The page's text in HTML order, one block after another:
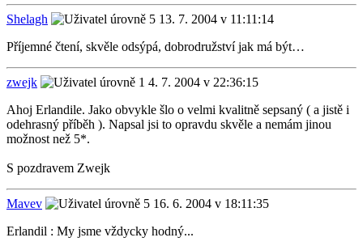
Shelagh
13. 7. 2004 v 11:11:14
Příjemné čtení, skvěle odsýpá, dobrodružství jak má být…
zwejk
4. 7. 2004 v 22:36:15
Ahoj Erlandile. Jako obvykle šlo o velmi kvalitně sepsaný ( a jistě i
odehrasný příběh ). Napsal jsi to opravdu skvěle a nemám jinou
možnost než 5*.
S pozdravem Zwejk
Mavev
16. 6. 2004 v 18:11:35
Erlandil : My jsme vždycky hodný...